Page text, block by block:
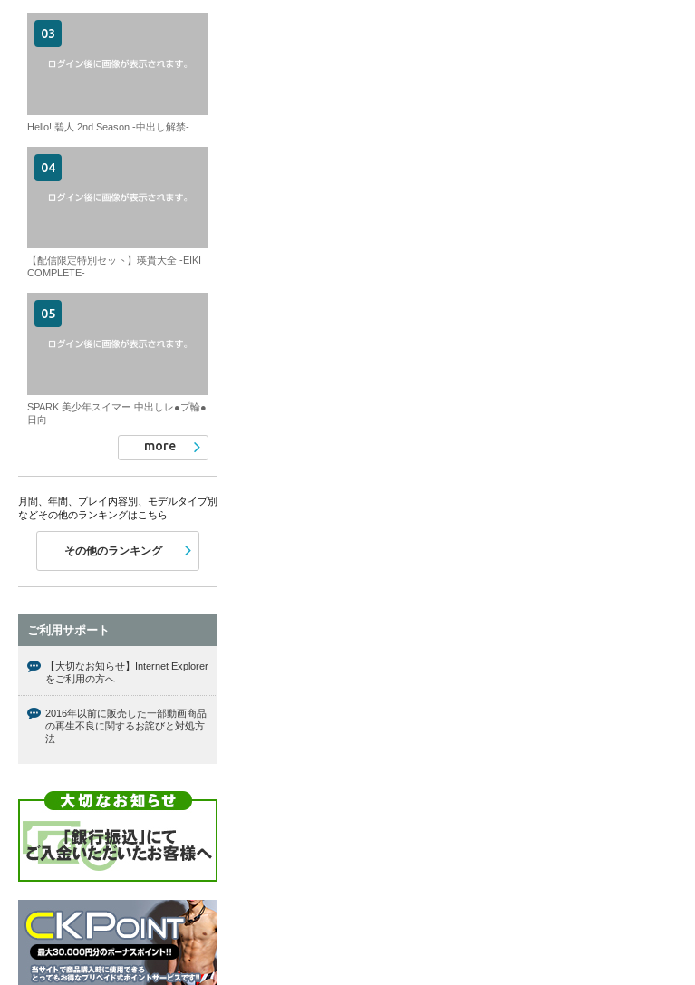
数4本119MIN！
Hello! 碧人 2nd Season -中出し解禁-
【配信限定特別セット】瑛貴大全 -EIKI
COMPLETE-
SPARK 美少年スイマー 中出しレ●プ輪●
日向
more
月間、年間、プレイ内容別、モデルタイプ別
などその他のランキングはこちら
その他のランキング
ご利用サポート
【大切なお知らせ】Internet Explorer
をご利用の方へ
2016年以前に販売した一部動画商品
の再生不良に関するお詫びと対処方
法